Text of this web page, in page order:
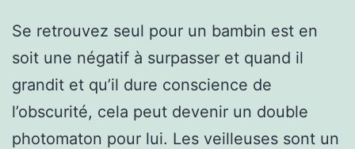
Se retrouvez seul pour un bambin est en
soit une négatif à surpasser et quand il
grandit et qu’il dure conscience de
l’obscurité, cela peut devenir un double
photomaton pour lui. Les veilleuses sont un